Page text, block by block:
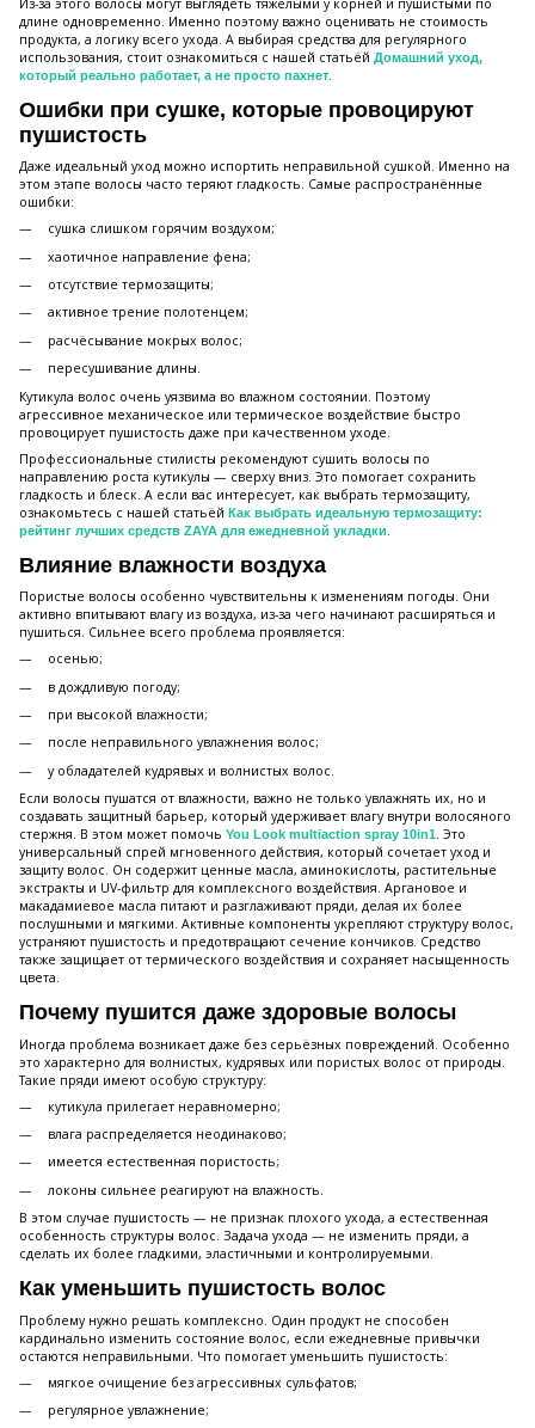
длине одновременно. Именно поэтому важно оценивать не стоимость
продукта, а логику всего ухода. А выбирая средства для регулярного
использования, стоит ознакомиться с нашей статьёй Домашний уход,
который реально работает, а не просто пахнет
Ошибки при сушке, которые провоцируют
пушистость
Даже идеальный уход можно испортить неправильной сушкой. Именно на
этом этапе волосы часто теряют гладкость. Самые распространённые
ошибки:
сушка слишком горячим воздухом;
хаотичное направление фена;
отсутствие термозащиты;
активное трение полотенцем;
расчёсывание мокрых волос;
пересушивание длины.
Кутикула волос очень уязвима во влажном состоянии. Поэтому
агрессивное механическое или термическое воздействие быстро
провоцирует пушистость даже при качественном уходе.
Профессиональные стилисты рекомендуют сушить волосы по
направлению роста кутикулы — сверху вниз. Это помогает сохранить
гладкость и блеск. А если вас интересует, как выбрать термозащиту,
ознакомьтесь с нашей статьёй Как выбрать идеальную термозащиту:
рейтинг лучших средств ZAYA для ежедневной укладки
Влияние влажности воздуха
Пористые волосы особенно чувствительны к изменениям погоды. Они
активно впитывают влагу из воздуха, из-за чего начинают расширяться и
пушиться. Сильнее всего проблема проявляется:
осенью;
в дождливую погоду;
при высокой влажности;
после неправильного увлажнения волос;
у обладателей кудрявых и волнистых волос.
Если волосы пушатся от влажности, важно не только увлажнять их, но и
создавать защитный барьер, который удерживает влагу внутри волосяного
стержня. В этом может помочь You Look multiaction spray 10in1. Это
универсальный спрей мгновенного действия, который сочетает уход и
защиту волос. Он содержит ценные масла, аминокислоты, растительные
экстракты и UV-фильтр для комплексного воздействия. Аргановое и
макадамиевое масла питают и разглаживают пряди, делая их более
послушными и мягкими. Активные компоненты укрепляют структуру волос,
устраняют пушистость и предотвращают сечение кончиков. Средство
также защищает от термического воздействия и сохраняет насыщенность
цвета.
Почему пушится даже здоровые волосы
Иногда проблема возникает даже без серьёзных повреждений. Особенно
это характерно для волнистых, кудрявых или пористых волос от природы.
Такие пряди имеют особую структуру:
кутикула прилегает неравномерно;
влага распределяется неодинаково;
имеется естественная пористость;
локоны сильнее реагируют на влажность.
В этом случае пушистость — не признак плохого ухода, а естественная
особенность структуры волос. Задача ухода — не изменить пряди, а
сделать их более гладкими, эластичными и контролируемыми.
Как уменьшить пушистость волос
Проблему нужно решать комплексно. Один продукт не способен
кардинально изменить состояние волос, если ежедневные привычки
остаются неправильными. Что помогает уменьшить пушистость:
мягкое очищение без агрессивных сульфатов;
регулярное увлажнение;